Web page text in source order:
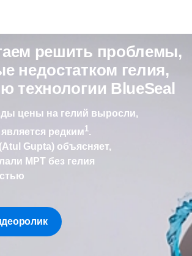
решить проблемы,
недостатком гелия,
технологии BlueSeal
цены на гелий выросли,
является редким1 .
Gupta) объясняет,
МРТ без гелия